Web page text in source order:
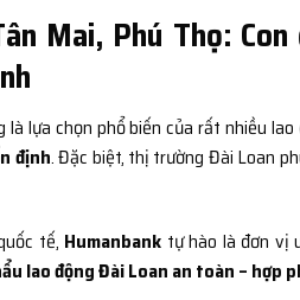
Mai, Phú Thọ:
là lựa chọn phổ biến của rất nhiều
định. Đặc biệt, thị trường Đài Loan
tế, Humanbank tự hào là đơn vị
lao động Đài Loan an toàn – hợp